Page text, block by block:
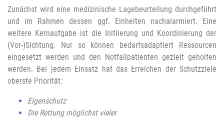
Zunächst wird eine medizinische Lagebeurteilung durchgeführt
und im Rahmen dessen ggf. Einheiten nachalarmiert. Eine
weitere Kernaufgabe ist die Initiierung und Koordinierung der
(Vor-)Sichtung. Nur so können bedarfsadaptiert Ressourcen
eingesetzt werden und den Notfallpatienten gezielt geholfen
werden. Bei jedem Einsatz hat das Erreichen der Schutzziele
oberste Priorität:
Eigenschutz
Die Rettung möglichst vieler